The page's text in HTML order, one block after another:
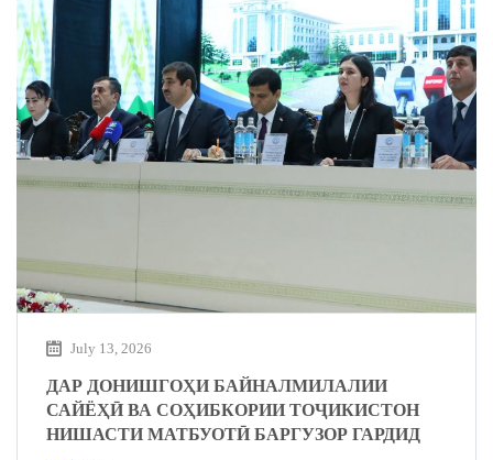
July 13, 2026
ДАР ДОНИШГОҲИ БАЙНАЛМИЛАЛИИ
САЙЁҲӢ ВА СОҲИБКОРИИ ТОҶИКИСТОН
НИШАСТИ МАТБУОТӢ БАРГУЗОР ГАРДИД